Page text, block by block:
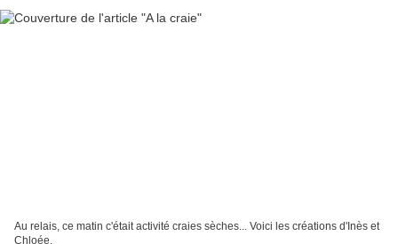
Au relais, ce matin c'était activité craies sèches... Voici les créations d'Inès et
Chloée.